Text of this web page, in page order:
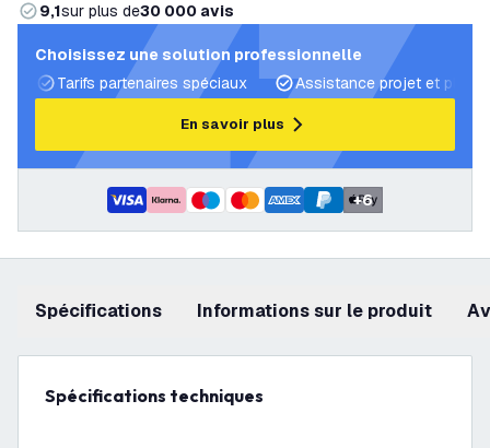
9,1sur plus de30 000 avis
Choisissez une solution professionnelle
Tarifs partenaires spéciaux
Assistance projet et plans
En savoir plus
+6
Spécifications Informations sur le produit
Spécifications techniques